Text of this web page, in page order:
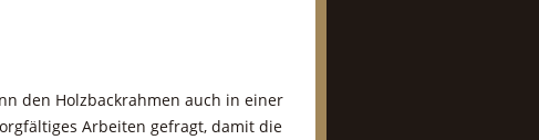
den Holzbackrahmen auch in einer
Arbeiten gefragt, damit die